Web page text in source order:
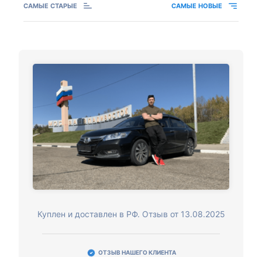
САМЫЕ СТАРЫЕ САМЫЕ НОВЫЕ
Куплен и доставлен в РФ. Отзыв от 13.08.2025
ОТЗЫВ НАШЕГО КЛИЕНТА